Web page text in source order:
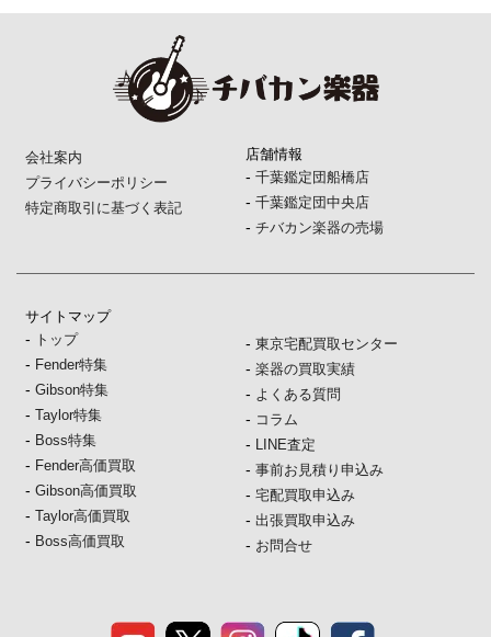
会社案内
プライバシーポリシー
特定商取引に基づく表記
店舗情報
- 千葉鑑定団船橋店
- 千葉鑑定団中央店
- チバカン楽器の売場
サイトマップ
- トップ
- Fender特集
-Gibson特集
-Taylor特集
- Boss特集
- Fender高価買取
-Gibson高価買取
-Taylor高価買取
- Boss高価買取
- 東京宅配買取センター
- 楽器の買取実績
- よくある質問
- コラム
- LINE査定
- 事前お見積り申込み
- 宅配買取申込み
- 出張買取申込み
- お問合せ